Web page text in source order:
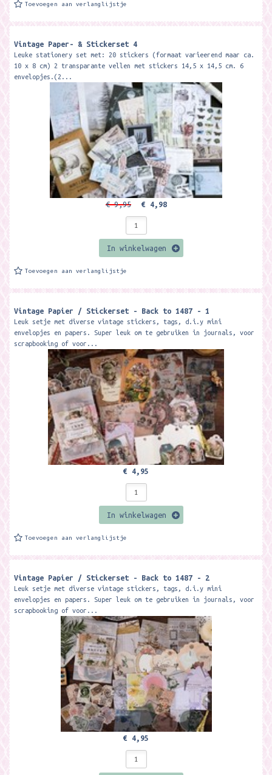
Toevoegen aan verlanglijstje
Vintage Paper- & Stickerset 4
Leuke stationery set met: 20 stickers (formaat varieerend maar ca.
10 x 8 cm) 2 transparante vellen met stickers 14,5 x 14,5 cm. 6
envelopjes.(2...
€ 9,95 € 4,98
In winkelwagen
Toevoegen aan verlanglijstje
Vintage Papier / Stickerset - Back to 1487 - 1
Leuk setje met diverse vintage stickers, tags, d.i.y mini
envelopjes en papers. Super leuk om te gebruiken in journals, voor
scrapbooking of voor...
€ 4,95
In winkelwagen
Toevoegen aan verlanglijstje
Vintage Papier / Stickerset - Back to 1487 - 2
Leuk setje met diverse vintage stickers, tags, d.i.y mini
envelopjes en papers. Super leuk om te gebruiken in journals, voor
scrapbooking of voor...
€ 4,95